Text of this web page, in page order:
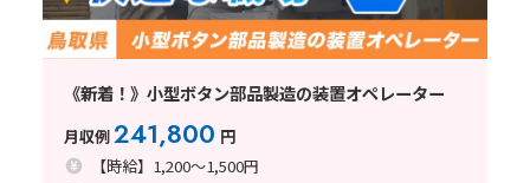
《新着！》小型ボタン部品製造の装置オペレーター
月収例241,800 円
【時給】1,200～1,500円